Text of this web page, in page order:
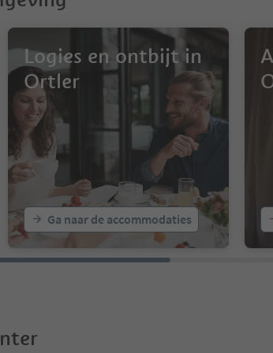
Logies en ontbijt in
Ortler
Ga naar de accommodaties